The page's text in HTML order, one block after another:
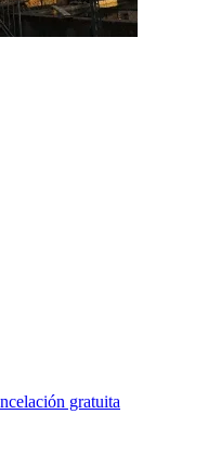
gratuita